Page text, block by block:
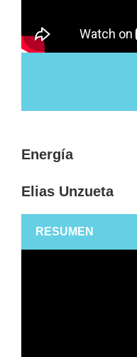
Energía
Elias Unzueta
RESUMEN